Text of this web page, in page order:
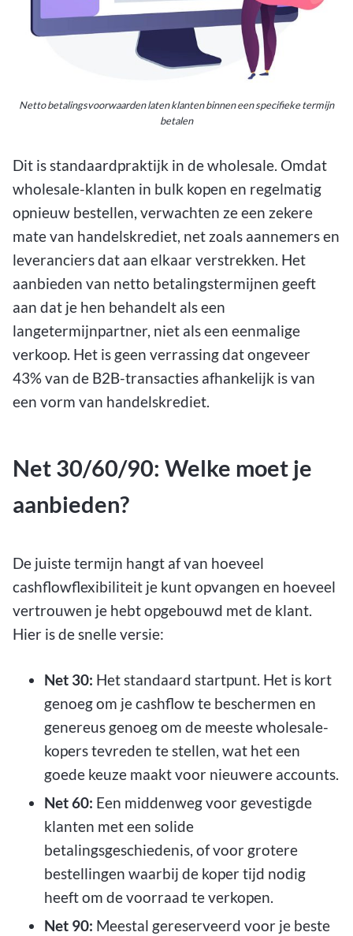
Netto betalingsvoorwaarden laten klanten binnen een specifieke termijn
betalen
Dit is standaardpraktijk in de wholesale. Omdat
wholesale-klanten in bulk kopen en regelmatig
opnieuw bestellen, verwachten ze een zekere
mate van handelskrediet, net zoals aannemers en
leveranciers dat aan elkaar verstrekken. Het
aanbieden van netto betalingstermijnen geeft
aan dat je hen behandelt als een
langetermijnpartner, niet als een eenmalige
verkoop. Het is geen verrassing dat ongeveer
43% van de B2B-transacties afhankelijk is van
een vorm van handelskrediet.
Net 30/60/90: Welke moet je
aanbieden?
De juiste termijn hangt af van hoeveel
cashflowflexibiliteit je kunt opvangen en hoeveel
vertrouwen je hebt opgebouwd met de klant.
Hier is de snelle versie:
Net 30: Het standaard startpunt. Het is kort
genoeg om je cashflow te beschermen en
genereus genoeg om de meeste wholesale-
kopers tevreden te stellen, wat het een
goede keuze maakt voor nieuwere accounts.
Net 60: Een middenweg voor gevestigde
klanten met een solide
betalingsgeschiedenis, of voor grotere
bestellingen waarbij de koper tijd nodig
heeft om de voorraad te verkopen.
Net 90: Meestal gereserveerd voor je beste